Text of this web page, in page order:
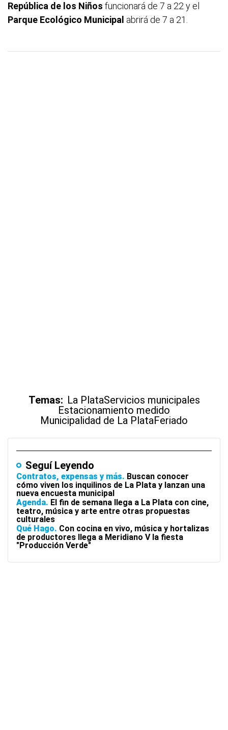
República de los Niños funcionará de 7 a 22 y el
Parque Ecológico Municipal abrirá de 7 a 21.
Temas: La PlataServicios municipales
Estacionamiento medido
Municipalidad de La PlataFeriado
Seguí Leyendo
Contratos, expensas y más Buscan conocer
cómo viven los inquilinos de La Plata y lanzan una
nueva encuesta municipal
Agenda El fin de semana llega a La Plata con cine,
teatro, música y arte entre otras propuestas
culturales
Qué Hago Con cocina en vivo, música y hortalizas
de productores llega a Meridiano V la fiesta
"Producción Verde"